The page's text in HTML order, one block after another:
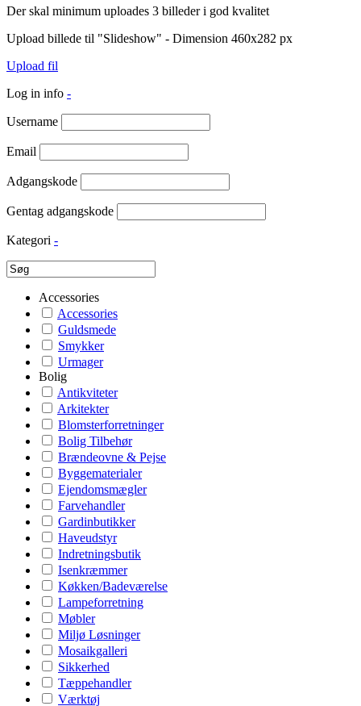
Der skal minimum uploades 3 billeder i god kvalitet
Upload billede til "Slideshow" - Dimension 460x282 px
Upload fil
Log in info -
Username
Email
Adgangskode
Gentag adgangskode
Kategori -
Accessories
Accessories
Guldsmede
Smykker
Urmager
Bolig
Antikviteter
Arkitekter
Blomsterforretninger
Bolig Tilbehør
Brændeovne & Pejse
Byggematerialer
Ejendomsmægler
Farvehandler
Gardinbutikker
Haveudstyr
Indretningsbutik
Isenkræmmer
Køkken/Badeværelse
Lampeforretning
Møbler
Miljø Løsninger
Mosaikgalleri
Sikkerhed
Tæppehandler
Værktøj